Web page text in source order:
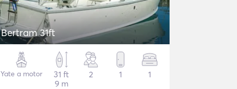
Bertram 31ft
Yate a motor
31 ft
9 m
2 1 1